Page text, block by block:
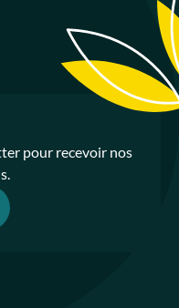
pour recevoir nos